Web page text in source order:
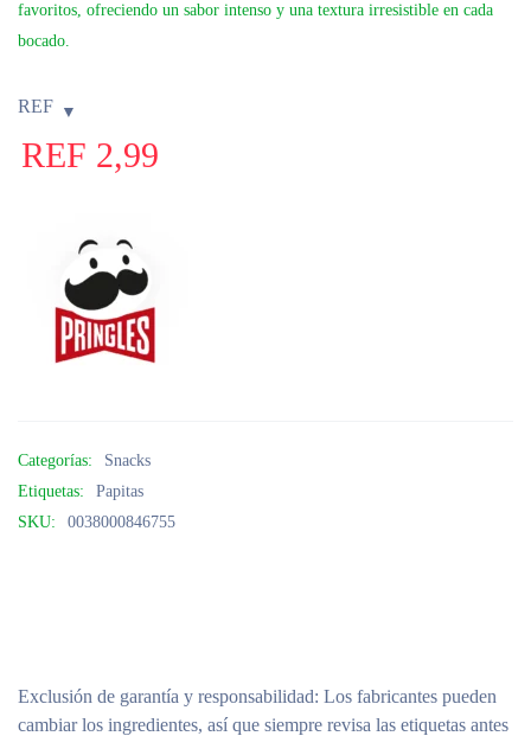
favoritos, ofreciendo un sabor intenso y una textura irresistible en cada
bocado.
REF
REF 2,99
Categorías:
Snacks
Etiquetas:
Papitas
SKU:
0038000846755
Exclusión de garantía y responsabilidad: Los fabricantes pueden
cambiar los ingredientes, así que siempre revisa las etiquetas antes